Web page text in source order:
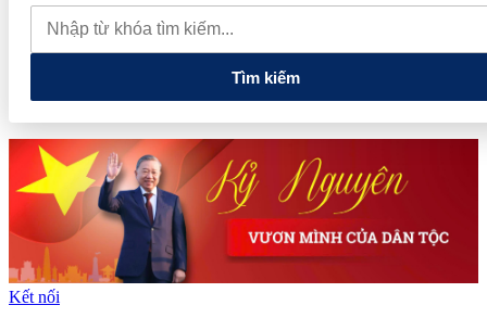
đồng/kg
Giá cà phê hôm nay 8/8: Thị trường lao dốc mất mốc
100.000 đồng/kg
Tìm kiếm
Kết nối